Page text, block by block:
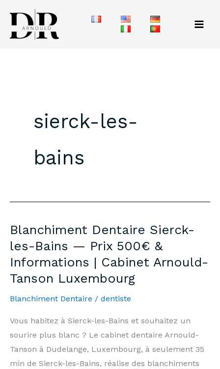
contenu
sierck-les-
bains
Blanchiment Dentaire Sierck-
les-Bains — Prix 500€ &
Informations | Cabinet Arnould-
Tanson Luxembourg
Blanchiment Dentaire / dentiste
Vous habitez à Sierck-les-Bains et souhaitez un
sourire plus blanc ? Le cabinet dentaire Arnould-
Tanson à Dudelange, Luxembourg, à seulement 35
min de Sierck-les-Bains, réalise des blanchiments